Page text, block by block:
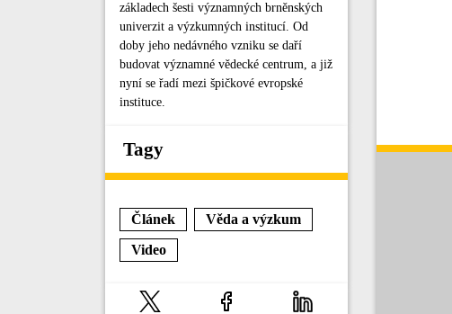
základech šesti významných brněnských
univerzit a výzkumných institucí. Od
doby jeho nedávného vzniku se daří
budovat významné vědecké centrum, a již
nyní se řadí mezi špičkové evropské
instituce.
Tagy
Článek
Věda a výzkum
Video